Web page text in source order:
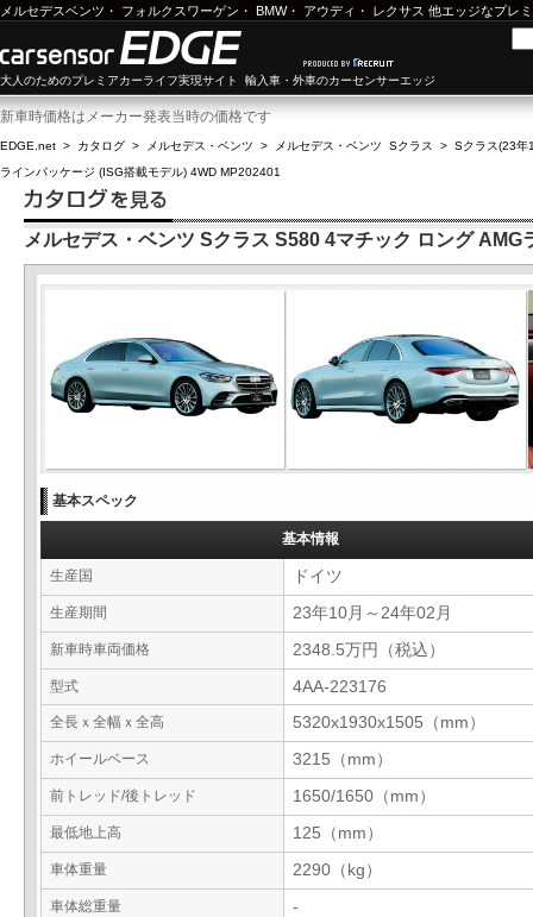
メルセデスベンツ ・ フォルクスワーゲン ・ BMW・ アウディ ・ レクサス 他エッジなプレ
大人のためのプレミアカーライフ実現サイト 輸入車・外車のカーセンサーエッジ
新車時価格はメーカー発表当時の価格です
EDGE.net > カタログ > メルセデス・ベンツ > メルセデス・ベンツ Sクラス > Sクラス(23年
ラインパッケージ (ISG搭載モデル) 4WD MP202401
メルセデス・ベンツ Sクラス S580 4マチック ロング
基本スペック
基本情報
生産国 ドイツ
生産期間 23年10月～24年02月
新車時車両価格 2348.5万円（税込）
型式 4AA-223176
全長ｘ全幅ｘ全高 5320x1930x1505（mm）
ホイールベース 3215（mm）
前トレッド/後トレッド 1650/1650（mm）
最低地上高 125（mm）
車体重量 2290（kg）
車体総重量 -